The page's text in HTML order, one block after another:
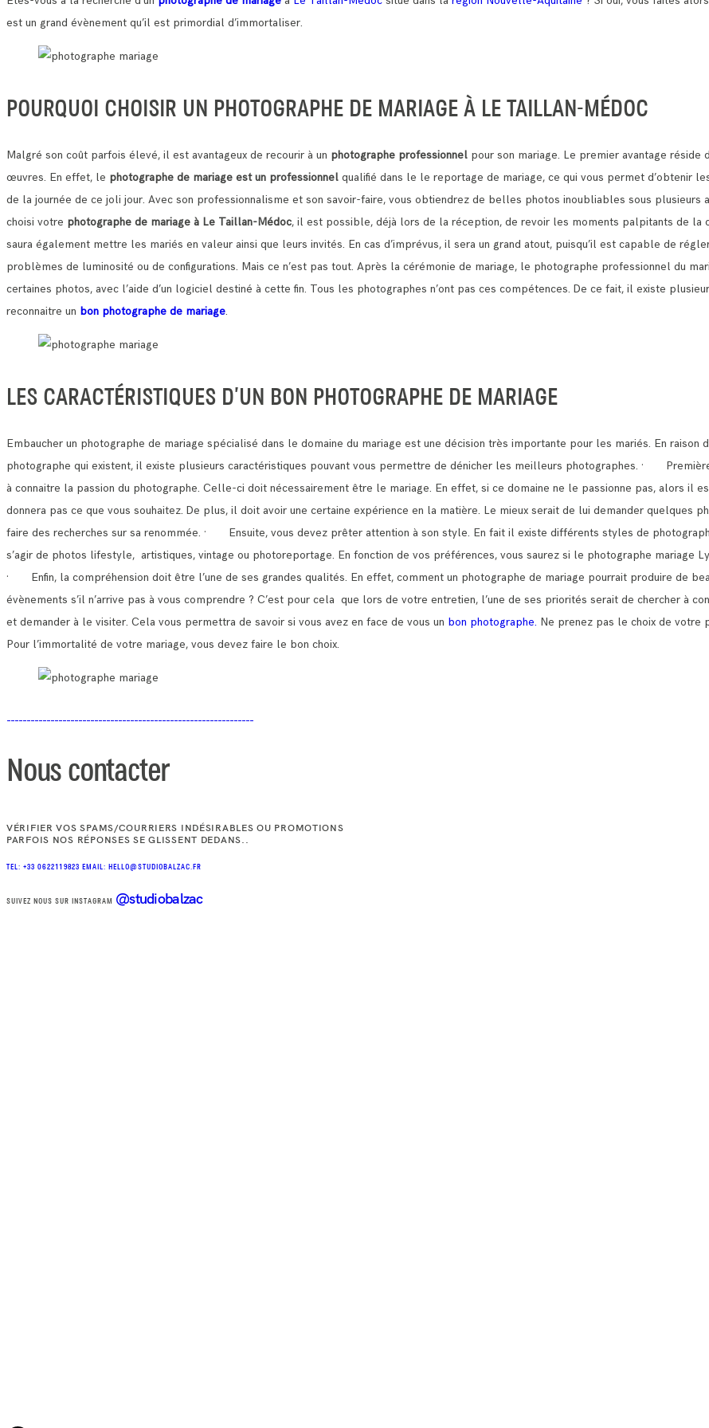
est un grand évènement qu’il est primordial d’immortaliser.
POURQUOI CHOISIR UN PHOTOGRAPHE DE MARIAGE À LE TAILLAN-MÉDOC
Malgré son coût parfois élevé, il est avantageux de recourir à un photographe professionnel pour son mariage. Le premier avantage réside
œuvres. En effet, le photographe de mariage est un professionnel qualifié dans le le reportage de mariage, ce qui vous permet d’obtenir
de la journée de ce joli jour. Avec son professionnalisme et son savoir-faire, vous obtiendrez de belles photos inoubliables sous plusieurs
choisi votre photographe de mariage à Le Taillan-Médoc, il est possible, déjà lors de la réception, de revoir les moments palpitants de la
saura également mettre les mariés en valeur ainsi que leurs invités. En cas d’imprévus, il sera un grand atout, puisqu’il est capable de
problèmes de luminosité ou de configurations. Mais ce n’est pas tout. Après la cérémonie de mariage, le photographe professionnel du
certaines photos, avec l’aide d’un logiciel destiné à cette fin. Tous les photographes n’ont pas ces compétences. De ce fait, il existe
reconnaitre un bon photographe de mariage.
LES CARACTÉRISTIQUES D’UN BON PHOTOGRAPHE DE MARIAGE
Embaucher un photographe de mariage spécialisé dans le domaine du mariage est une décision très importante pour les mariés. En raison
photographe qui existent, il existe plusieurs caractéristiques pouvant vous permettre de dénicher les meilleurs photographes. ·
à connaitre la passion du photographe. Celle-ci doit nécessairement être le mariage. En effet, si ce domaine ne le passionne pas, alors il
donnera pas ce que vous souhaitez. De plus, il doit avoir une certaine expérience en la matière. Le mieux serait de lui demander quelques
faire des recherches sur sa renommée. · Ensuite, vous devez prêter attention à son style. En fait il existe différents styles de
s’agir de photos lifestyle, artistiques, vintage ou photoreportage. En fonction de vos préférences, vous saurez si le photographe mariage
· Enfin, la compréhension doit être l’une de ses grandes qualités. En effet, comment un photographe de mariage pourrait produire de
évènements s’il n’arrive pas à vous comprendre ? C’est pour cela que lors de votre entretien, l’une de ses priorités serait de chercher à
et demander à le visiter. Cela vous permettra de savoir si vous avez en face de vous un bon photographe. Ne prenez pas le choix de votre
Pour l’immortalité de votre mariage, vous devez faire le bon choix.
Nous contacter
VÉRIFIER VOS SPAMS/COURRIERS INDÉSIRABLES OU PROMOTIONS
PARFOIS NOS RÉPONSES SE GLISSENT DEDANS..
TEL: +33 0622119823 EMAIL: HELLO@STUDIOBALZAC.FR
SUIVEZ NOUS SUR INSTAGRAM @studiobalzac